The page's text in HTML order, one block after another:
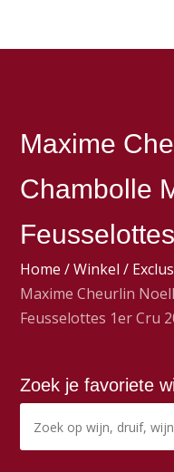
Maxime
Chambolle
Home /Winkel /
Maxime Cheurlin
Feusselottes 1er Cru
Zoek je favoriete